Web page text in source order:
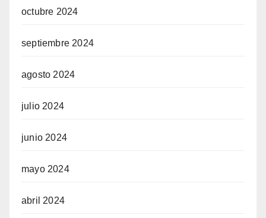
octubre 2024
septiembre 2024
agosto 2024
julio 2024
junio 2024
mayo 2024
abril 2024